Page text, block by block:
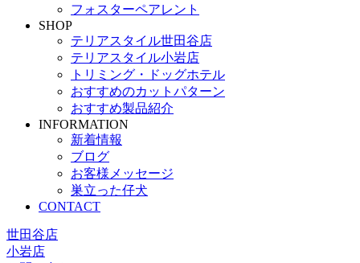
フォスターペアレント
SHOP
テリアスタイル世田谷店
テリアスタイル小岩店
トリミング・ドッグホテル
おすすめのカットパターン
おすすめ製品紹介
INFORMATION
新着情報
ブログ
お客様メッセージ
巣立った仔犬
CONTACT
世田谷店
小岩店